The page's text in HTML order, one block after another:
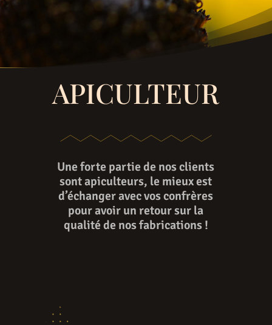
APICULTEUR
Une forte partie de nos clients
sont apiculteurs, le mieux est
d’échanger avec vos confrères
pour avoir un retour sur la
qualité de nos fabrications !